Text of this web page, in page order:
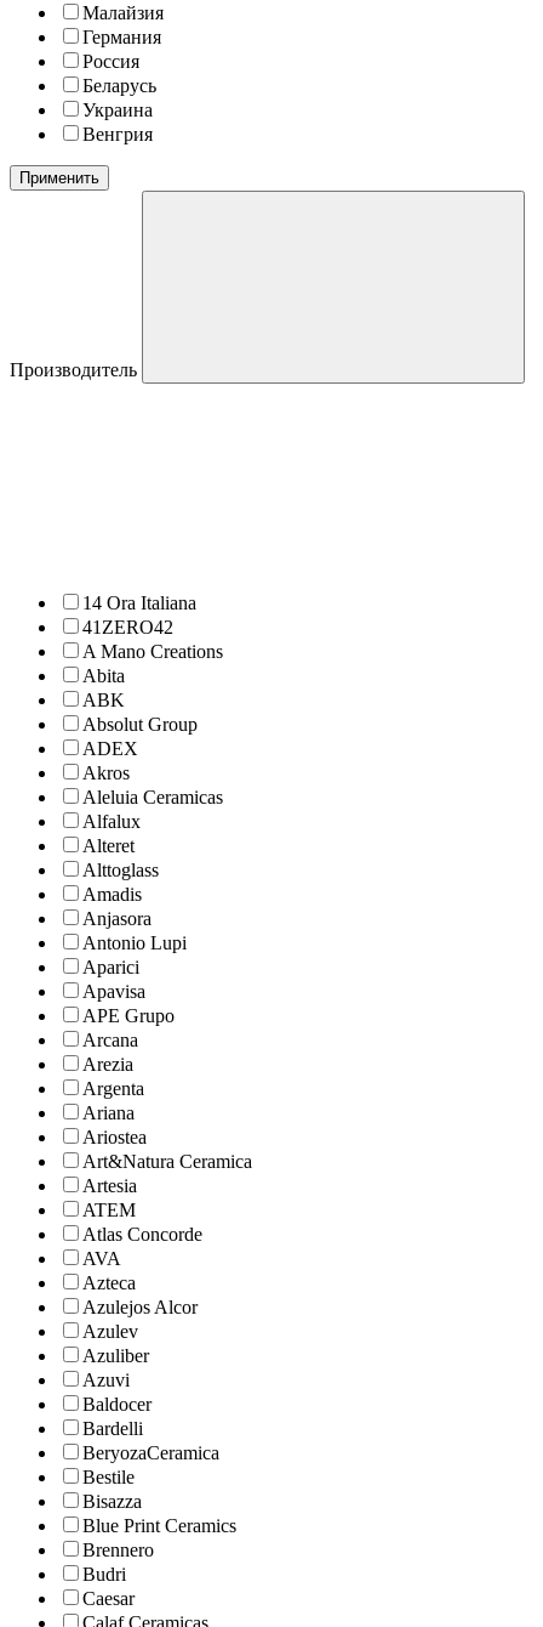
Малайзия
Германия
Россия
Беларусь
Украина
Венгрия
Применить
Производитель
14 Ora Italiana
41ZERO42
A Mano Creations
Abita
ABK
Absolut Group
ADEX
Akros
Aleluia Ceramicas
Alfalux
Alteret
Alttoglass
Amadis
Anjasora
Antonio Lupi
Aparici
Apavisa
APE Grupo
Arcana
Arezia
Argenta
Ariana
Ariostea
Art&Natura Ceramica
Artesia
ATEM
Atlas Concorde
AVA
Azteca
Azulejos Alcor
Azulev
Azuliber
Azuvi
Baldocer
Bardelli
BeryozaCeramica
Bestile
Bisazza
Blue Print Ceramics
Brennero
Budri
Caesar
Calaf Ceramicas